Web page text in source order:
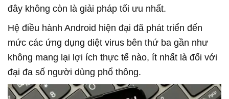
đây không còn là giải pháp tối ưu nhất.
Hệ điều hành Android hiện đại đã phát triển đến
mức các ứng dụng diệt virus bên thứ ba gần như
không mang lại lợi ích thực tế nào, ít nhất là đối với
đại đa số người dùng phổ thông.